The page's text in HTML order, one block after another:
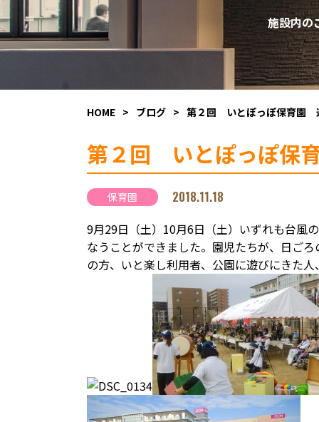
施設内の
HOME > ブログ > 第２回 いとぽっぽ保育園
第２回 いとぽっぽ保
保育園
2018.11.18
9月29日（土）10月6日（土）いずれも台風
なうことができました。園児たちが、日ご
の方、いと楽し利用者、公園に遊びにきた